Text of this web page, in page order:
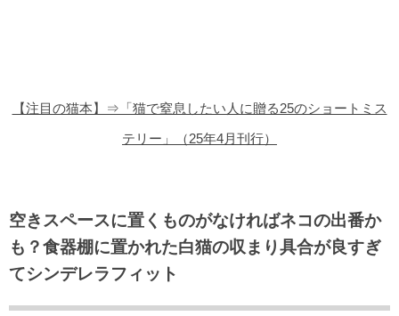
【注目の猫本】⇒「猫で窒息したい人に贈る25のショートミス
テリー」（25年4月刊行）
空きスペースに置くものがなければネコの出番か
も？食器棚に置かれた白猫の収まり具合が良すぎ
てシンデレラフィット
猫のゲーム・アプリ
猫のフリー写真素材